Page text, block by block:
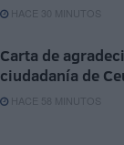
HACE 30 MINUTOS
Carta de
ciudadanía de
HACE 58 MINUTOS